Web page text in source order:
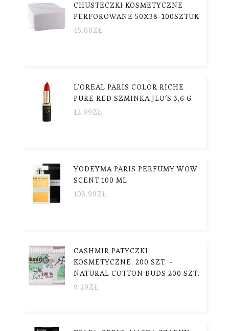
CHUSTECZKI KOSMETYCZNE
PERFOROWANE 50X38-100SZTUK
45.00ZŁ
L'OREAL PARIS COLOR RICHE
PURE RED SZMINKA JLO´S 3,6 G
12.99ZŁ
YODEYMA PARIS PERFUMY WOW
SCENT 100 ML
103.99ZŁ
CASHMIR PATYCZKI
KOSMETYCZNE, 200 SZT. -
NATURAL COTTON BUDS 200 SZT.
9.29ZŁ